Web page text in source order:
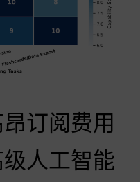
订阅费用
人工智能